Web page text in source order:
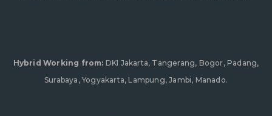
Hybrid Working from: DKI Jakarta, Tangerang, Bogor, Padang,
Surabaya, Yogyakarta, Lampung, Jambi, Manado.